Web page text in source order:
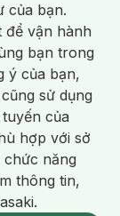
2H.
Thân
Rửa Tay
/
Miệng
Vùng Kín/
Râu Dao Cạo Râu/
Da Mụn/
/
của bạn.
để vận hành
bạn trong
ý của bạn,
sử dụng
của
hợp với sở
năng
thông tin,